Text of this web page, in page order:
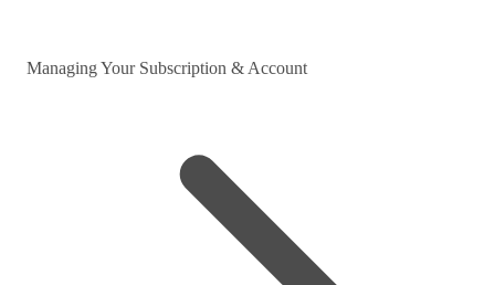
Managing Your Subscription & Account